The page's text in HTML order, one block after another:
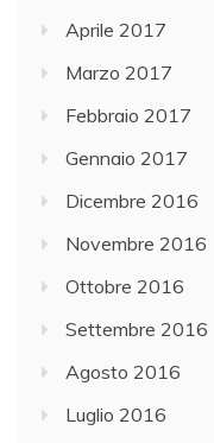
Aprile 2017
Marzo 2017
Febbraio 2017
Gennaio 2017
Dicembre 2016
Novembre 2016
Ottobre 2016
Settembre 2016
Agosto 2016
Luglio 2016